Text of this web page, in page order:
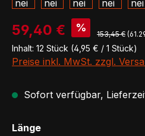
Verkaufspreis:
59,40 € % Regulärer
153,45 €
Inhalt: 12 Stück (4,95 € / 1 Stück)
Preise inkl. MwSt. zzgl.
Sofort verfügbar,
Längeauswählen